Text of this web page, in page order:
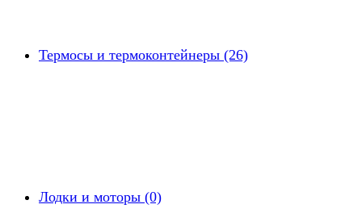
Термосы и термоконтейнеры (26)
Лодки и моторы (0)